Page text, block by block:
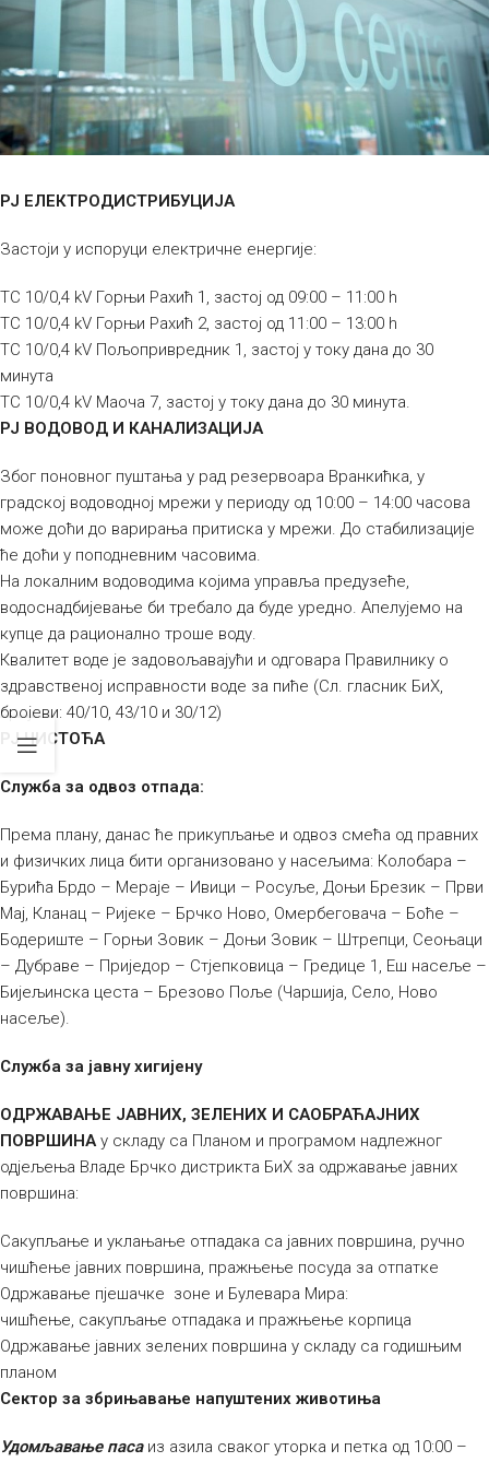
РЈ ЕЛЕКТРОДИСТРИБУЦИЈА
Застоји у испоруци електричне енергије:
ТС 10/0,4 kV Горњи Рахић 1, застој од 09:00 – 11:00 h
ТС 10/0,4 kV Горњи Рахић 2, застој од 11:00 – 13:00 h
ТС 10/0,4 kV Пољопривредник 1, застој у току дана до 30
минута
ТС 10/0,4 kV Маоча 7, застој у току дана до 30 минута.
РЈ ВОДОВОД И КАНАЛИЗАЦИЈА
Због поновног пуштања у рад резервоара Вранкићка, у
градској водоводној мрежи у периоду од 10:00 – 14:00 часова
може доћи до варирања притиска у мрежи. До стабилизације
ће доћи у поподневним часовима.
На локалним водоводима којима управља предузеће,
водоснадбијевање би требало да буде уредно. Апелујемо на
купце да рационално троше воду.
Квалитет воде је задовољавајући и одговара Правилнику о
здравственој исправности воде за пиће (Сл. гласник БиХ,
бројеви: 40/10, 43/10 и 30/12)
РЈ ЧИСТОЋА
Служба за одвоз отпада:
Према плану, данас ће прикупљање и одвоз смећа од правних
и физичких лица бити организовано у насељима: Колобара –
Бурића Брдо – Мераје – Ивици – Росуље, Доњи Брезик – Први
Мај, Кланац – Ријеке – Брчко Ново, Омербеговача – Боће –
Бодериште – Горњи Зовик – Доњи Зовик – Штрепци, Сеоњаци
– Дубраве – Приједор – Стјепковица – Гредице 1, Еш насеље –
Бијељинска цеста – Брезово Поље (Чаршија, Село, Ново
насеље).
Служба за јавну хигијену
ОДРЖАВАЊЕ ЈАВНИХ, ЗЕЛЕНИХ И САОБРАЋАЈНИХ
ПОВРШИНАу складу са Планом и програмом надлежног
одјељења Владе Брчко дистрикта БиХ за одржавање јавних
површина:
Сакупљање и уклањање отпадака са јавних површина, ручно
чишћење јавних површина, пражњење посуда за отпатке
Одржавање пјешачке зоне и Булевара Мира:
чишћење, сакупљање отпадака и пражњење корпица
Одржавање јавних зелених површина у складу са годишњим
планом
Сектор за збрињавање напуштених животиња
Удомљавање пасаиз азила сваког уторка и петка од 10:00 –